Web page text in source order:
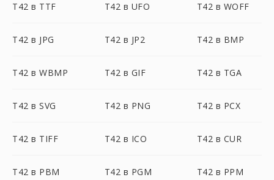
T42 в TTF T42 в UFO T42 в WOFF
T42 в JPG T42 в JP2 T42 в BMP
T42 в WBMP T42 в GIF T42 в TGA
T42 в SVG T42 в PNG T42 в PCX
T42 в TIFF T42 в ICO T42 в CUR
T42 в PBM T42 в PGM T42 в PPM